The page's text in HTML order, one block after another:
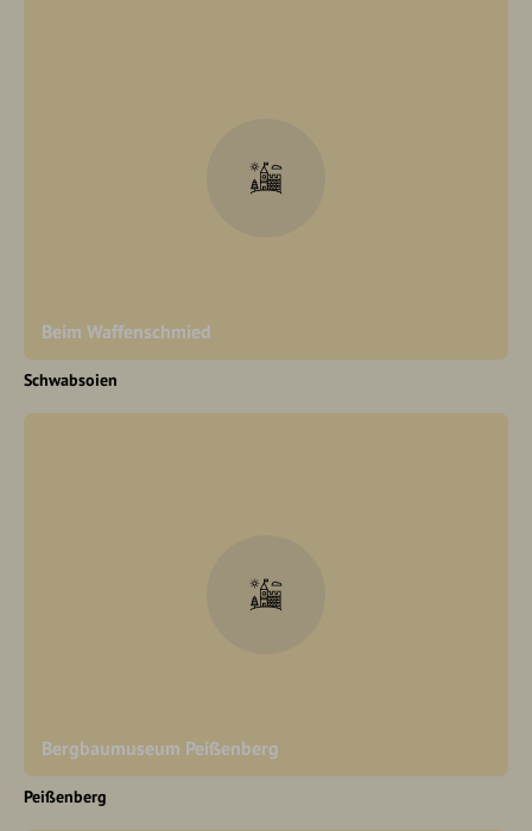
Beim Waffenschmied
Schwabsoien
Bergbaumuseum Peißenberg
Peißenberg